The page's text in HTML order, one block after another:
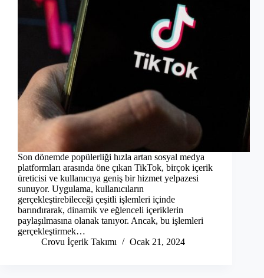
Son dönemde popülerliği hızla artan sosyal medya
platformları arasında öne çıkan TikTok, birçok içerik
üreticisi ve kullanıcıya geniş bir hizmet yelpazesi
sunuyor. Uygulama, kullanıcıların
gerçekleştirebileceği çeşitli işlemleri içinde
barındırarak, dinamik ve eğlenceli içeriklerin
paylaşılmasına olanak tanıyor. Ancak, bu işlemleri
gerçekleştirmek…
Crovu İçerik Takımı
Ocak 21, 2024